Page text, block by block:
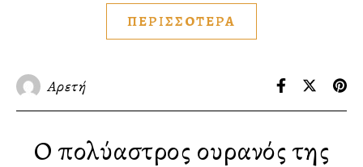
ΠΕΡΙΣΣΟΤΕΡΑ
Αρετή
Ο πολύαστρος ουρανός της